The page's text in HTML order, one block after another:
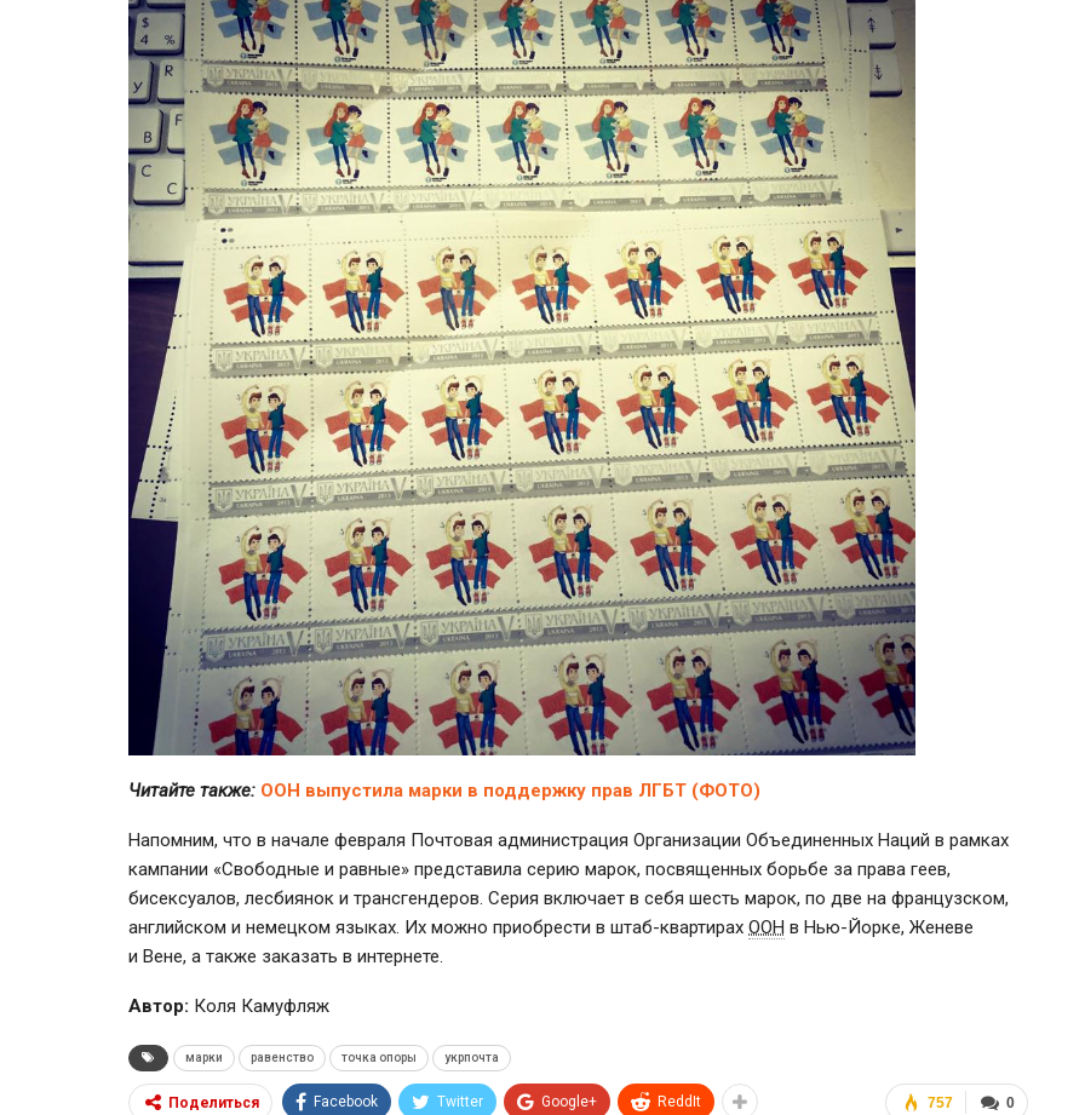
Читайте также: ООН выпустила марки в поддержку прав ЛГБТ (ФОТО)
Напомним, что в начале февраля Почтовая администрация Организации Объединенных Наций в рамках
кампании «Свободные и равные» представила серию марок, посвященных борьбе за права геев,
бисексуалов, лесбиянок и трансгендеров. Серия включает в себя шесть марок, по две на французском,
английском и немецком языках. Их можно приобрести в штаб-квартирах ООН в Нью-Йорке, Женеве
и Вене, а также заказать в интернете.
Автор: Коля Камуфляж
марки равенство точка опоры укрпочта
0
757
Поделиться Facebook Twitter Google+ ReddIt